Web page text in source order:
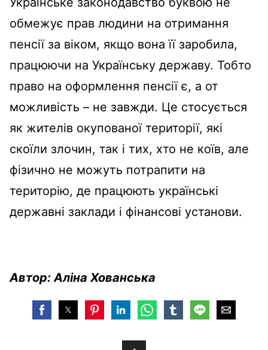
обмежує прав людини на отримання
пенсії за віком, якщо вона її заробила,
працюючи на Українську державу. Тобто
право на оформлення пенсії є, а от
можливість – не завжди. Це стосується
як жителів окупованої території, які
скоїли злочин, так і тих, хто не коїв, але
фізично не можуть потрапити на
територію, де працюють українські
державні заклади і фінансові установи.
Автор: Аліна Хованська